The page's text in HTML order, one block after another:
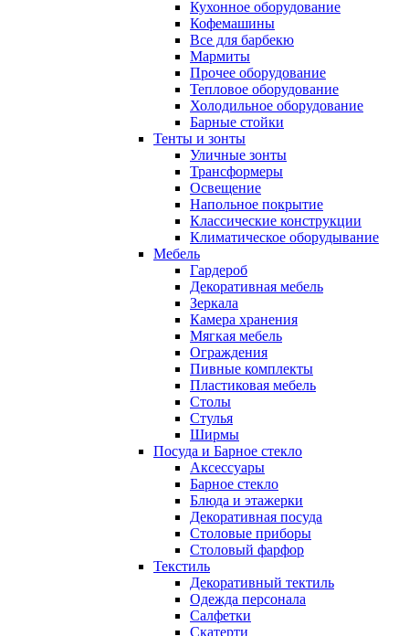
Кухонное оборудование
Кофемашины
Все для барбекю
Мармиты
Прочее оборудование
Тепловое оборудование
Холодильное оборудование
Барные стойки
Тенты и зонты
Уличные зонты
Трансформеры
Освещение
Напольное покрытие
Классические конструкции
Климатическое оборудывание
Мебель
Гардероб
Декоративная мебель
Зеркала
Камера хранения
Мягкая мебель
Ограждения
Пивные комплекты
Пластиковая мебель
Столы
Стулья
Ширмы
Посуда и Барное стекло
Аксессуары
Барное стекло
Блюда и этажерки
Декоративная посуда
Столовые приборы
Столовый фарфор
Текстиль
Декоративный тектиль
Одежда персонала
Салфетки
Скатерти